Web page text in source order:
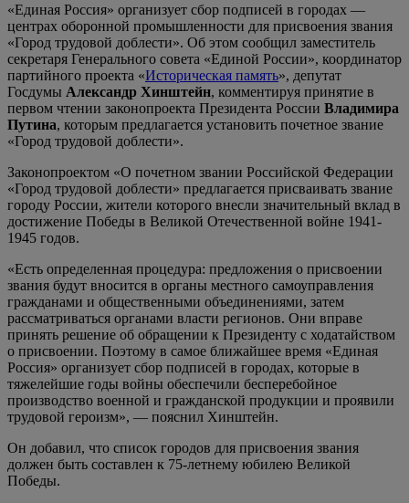
«Единая Россия» организует сбор подписей в городах —
центрах оборонной промышленности для присвоения звания
«Город трудовой доблести». Об этом сообщил заместитель
секретаря Генерального совета «Единой России», координатор
партийного проекта «Историческая память», депутат
Госдумы Александр Хинштейн, комментируя принятие в
первом чтении законопроекта Президента России Владимира
Путина, которым предлагается установить почетное звание
«Город трудовой доблести».
Законопроектом «О почетном звании Российской Федерации
«Город трудовой доблести» предлагается присваивать звание
городу России, жители которого внесли значительный вклад в
достижение Победы в Великой Отечественной войне 1941-
1945 годов.
«Есть определенная процедура: предложения о присвоении
звания будут вносится в органы местного самоуправления
гражданами и общественными объединениями, затем
рассматриваться органами власти регионов. Они вправе
принять решение об обращении к Президенту с ходатайством
о присвоении. Поэтому в самое ближайшее время «Единая
Россия» организует сбор подписей в городах, которые в
тяжелейшие годы войны обеспечили бесперебойное
производство военной и гражданской продукции и проявили
трудовой героизм», — пояснил Хинштейн.
Он добавил, что список городов для присвоения звания
должен быть составлен к 75-летнему юбилею Великой
Победы.